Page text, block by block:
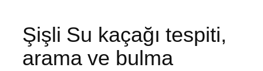
Şişli Su kaçağı tespiti,
arama ve bulma